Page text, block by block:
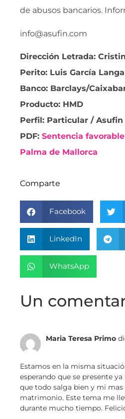
de abusos bancarios.
info@asufin.com
Dirección Letrada:
Perito: Luis García Langa
Banco: Barclays/
Producto: HMD
Perfil: Particular / Asufin
PDF: Sentencia
Palma de Mallorca
Comparte
Facebook
LinkedIn
WhatsApp
Un
Maria Teresa Primo
Estamos en la misma
esperando que se presente
que todo salga bien y mi mas
matrimonio. Este tema me
durante mucho tiempo.